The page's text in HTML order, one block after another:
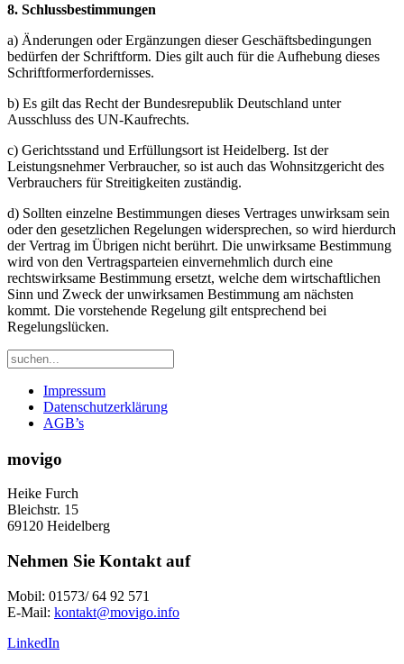
8. Schlussbestimmungen
a) Änderungen oder Ergänzungen dieser Geschäftsbedingungen
bedürfen der Schriftform. Dies gilt auch für die Aufhebung dieses
Schriftformerfordernisses.
b) Es gilt das Recht der Bundesrepublik Deutschland unter
Ausschluss des UN-Kaufrechts.
c) Gerichtsstand und Erfüllungsort ist Heidelberg. Ist der
Leistungsnehmer Verbraucher, so ist auch das Wohnsitzgericht des
Verbrauchers für Streitigkeiten zuständig.
d) Sollten einzelne Bestimmungen dieses Vertrages unwirksam sein
oder den gesetzlichen Regelungen widersprechen, so wird hierdurch
der Vertrag im Übrigen nicht berührt. Die unwirksame Bestimmung
wird von den Vertragsparteien einvernehmlich durch eine
rechtswirksame Bestimmung ersetzt, welche dem wirtschaftlichen
Sinn und Zweck der unwirksamen Bestimmung am nächsten
kommt. Die vorstehende Regelung gilt entsprechend bei
Regelungslücken.
Impressum
Datenschutzerklärung
AGB’s
movigo
Heike Furch
Bleichstr. 15
69120 Heidelberg
Nehmen Sie Kontakt auf
Mobil: 01573/ 64 92 571
E-Mail: kontakt@movigo.info
LinkedIn